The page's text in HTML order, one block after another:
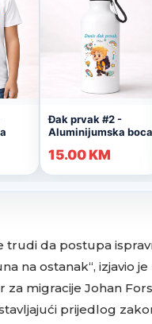
trudi da postupa
na ostanak“, izjavio
za migracije Johan
prijedlog